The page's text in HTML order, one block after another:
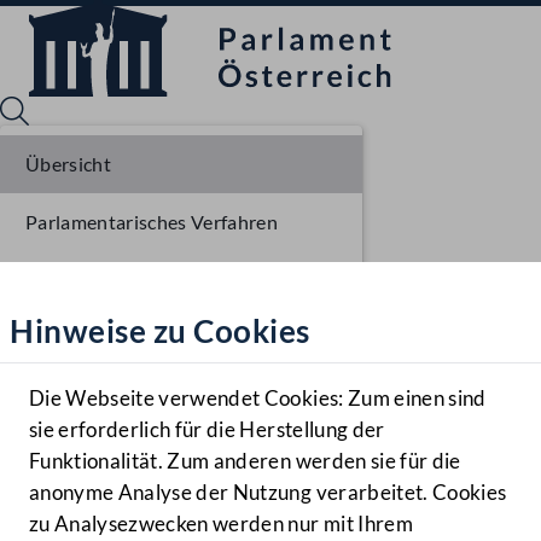
Hilfe
Benutzer
Navigationsmenü öffnen
MENÜ
Hinweise zu Cookies
Die Webseite verwendet Cookies: Zum einen sind
sie erforderlich für die Herstellung der
Funktionalität. Zum anderen werden sie für die
anonyme Analyse der Nutzung verarbeitet. Cookies
zu Analysezwecken werden nur mit Ihrem
Übersicht
Parlamentarisches Verfahren